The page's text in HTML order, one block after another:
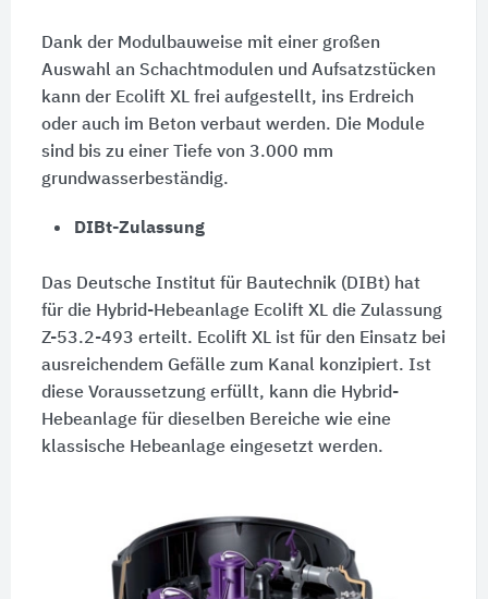
Dank der Modulbauweise mit einer großen
Auswahl an Schachtmodulen und Aufsatzstücken
kann der Ecolift XL frei aufgestellt, ins Erdreich
oder auch im Beton verbaut werden. Die Module
sind bis zu einer Tiefe von 3.000 mm
grundwasserbeständig.
DIBt-Zulassung
Das Deutsche Institut für Bautechnik (DIBt) hat
für die Hybrid-Hebeanlage Ecolift XL die Zulassung
Z-53.2-493 erteilt. Ecolift XL ist für den Einsatz bei
ausreichendem Gefälle zum Kanal konzipiert. Ist
diese Voraussetzung erfüllt, kann die Hybrid-
Hebeanlage für dieselben Bereiche wie eine
klassische Hebeanlage eingesetzt werden.